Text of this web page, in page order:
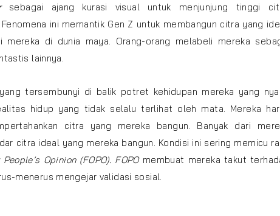
sebagai ajang kurasi visual untuk menjunjung tinggi
ini memantik Gen Z untuk membangun citra yang
di dunia maya. Orang-orang melabeli mereka
lainnya.
tersembunyi di balik potret kehidupan mereka yang
hidup yang tidak selalu terlihat oleh mata. Mereka
citra yang mereka bangun. Banyak dari
citra ideal yang mereka bangun. Kondisi ini sering memicu
Opinion (FOPO). FOPOmembuat mereka takut
menerus mengejar validasi sosial.